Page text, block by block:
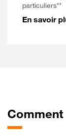
particuliers**
En savoir